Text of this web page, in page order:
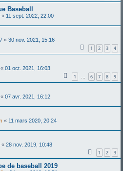
Baseball
« 11 sept. 2022, 22:00
« 30 nov. 2021, 15:16
1 2 3 4
« 01 oct. 2021, 16:03
1 … 6 7 8 9
« 07 avr. 2021, 16:12
« 11 mars 2020, 20:24
« 28 nov. 2019, 10:48
1 2 3
de baseball 2019